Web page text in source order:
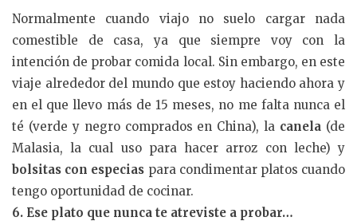
Normalmente cuando viajo no suelo cargar nada
comestible de casa, ya que siempre voy con la
intención de probar comida local. Sin embargo, en este
viaje alrededor del mundo que estoy haciendo ahora y
en el que llevo más de 15 meses, no me falta nunca el
té (verde y negro comprados en China), la canela (de
Malasia, la cual uso para hacer arroz con leche) y
bolsitas con especias para condimentar platos cuando
tengo oportunidad de cocinar.
6. Ese plato que nunca te atreviste a probar…